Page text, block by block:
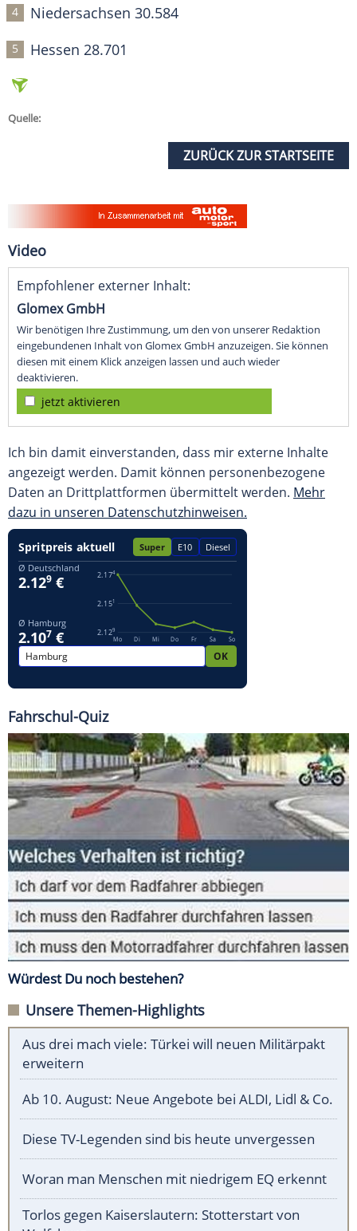
Niedersachsen 30.584
Hessen 28.701
Quelle:
ZURÜCK ZUR STARTSEITE
Video
Empfohlener externer Inhalt:
Glomex GmbH
Wir benötigen Ihre Zustimmung, um den von unserer Redaktion
eingebundenen Inhalt von Glomex GmbH anzuzeigen. Sie können
diesen mit einem Klick anzeigen lassen und auch wieder
deaktivieren.
jetzt aktivieren
Ich bin damit einverstanden, dass mir externe Inhalte
angezeigt werden. Damit können personenbezogene
Daten an Drittplattformen übermittelt werden. Mehr
dazu in unseren Datenschutzhinweisen.
Fahrschul-Quiz
Würdest Du noch bestehen?
Unsere Themen-Highlights
Aus drei mach viele: Türkei will neuen Militärpakt
erweitern
Ab 10. August: Neue Angebote bei ALDI, Lidl & Co.
Diese TV-Legenden sind bis heute unvergessen
Woran man Menschen mit niedrigem EQ erkennt
Torlos gegen Kaiserslautern: Stotterstart von